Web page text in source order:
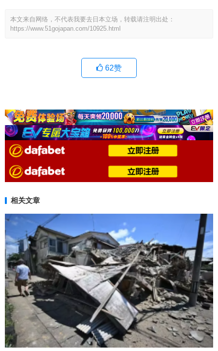
本文来自网络，不代表我要去日本立场，转载请注明出处：
https://www.51gojapan.com/10925.html
62赞
相关文章